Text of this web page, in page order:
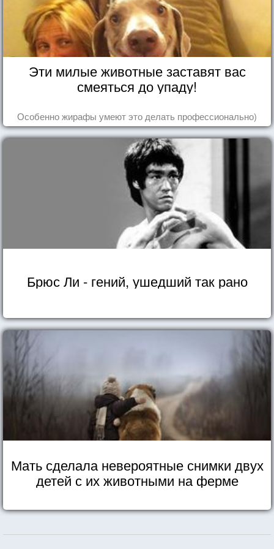
Эти милые животные заставят вас
смеяться до упаду!
Особенно жирафы умеют это делать профессионально)
Брюс Ли - гений, ушедший так рано
Мать сделала невероятные снимки двух
детей с их животными на ферме